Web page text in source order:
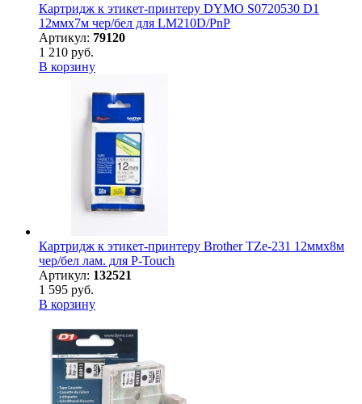
Картридж к этикет-принтеру DYMO S0720530 D1
12ммх7м чер/бел для LM210D/PnP
Артикул: 79120
1 210 руб.
В корзину
Картридж к этикет-принтеру Brother TZe-231 12ммх8м
чер/бел лам. для P-Touch
Артикул: 132521
1 595 руб.
В корзину